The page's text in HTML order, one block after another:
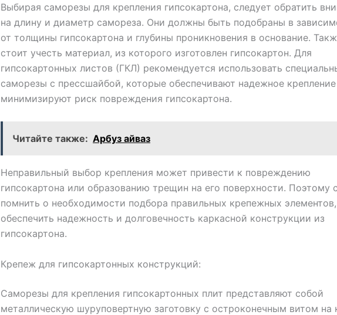
Выбирая саморезы для крепления гипсокартона, следует обратить
на длину и диаметр самореза. Они должны быть подобраны в
от толщины гипсокартона и глубины проникновения в основание.
стоит учесть материал, из которого изготовлен гипсокартон. Для
гипсокартонных листов (ГКЛ) рекомендуется использовать
саморезы с прессшайбой, которые обеспечивают надежное
минимизируют риск повреждения гипсокартона.
Читайте также: Арбуз айваз
Неправильный выбор крепления может привести к повреждению
гипсокартона или образованию трещин на его поверхности. Поэтому
помнить о необходимости подбора правильных крепежных
обеспечить надежность и долговечность каркасной конструкции из
гипсокартона.
Крепеж для гипсокартонных конструкций:
Саморезы для крепления гипсокартонных плит представляют собой
металлическую шуруповертную заготовку с остроконечным витом на